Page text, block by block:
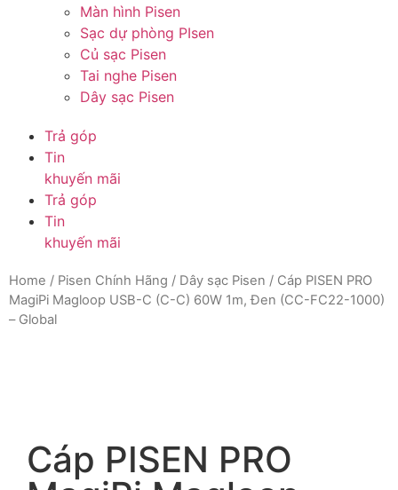
Màn hình Pisen
Sạc dự phòng PIsen
Củ sạc Pisen
Tai nghe Pisen
Dây sạc Pisen
Trả góp
Tin
khuyến mãi
Trả góp
Tin
khuyến mãi
Home / Pisen Chính Hãng / Dây sạc Pisen / Cáp PISEN PRO
MagiPi Magloop USB-C (C-C) 60W 1m, Đen (CC-FC22-1000)
– Global
Cáp PISEN PRO